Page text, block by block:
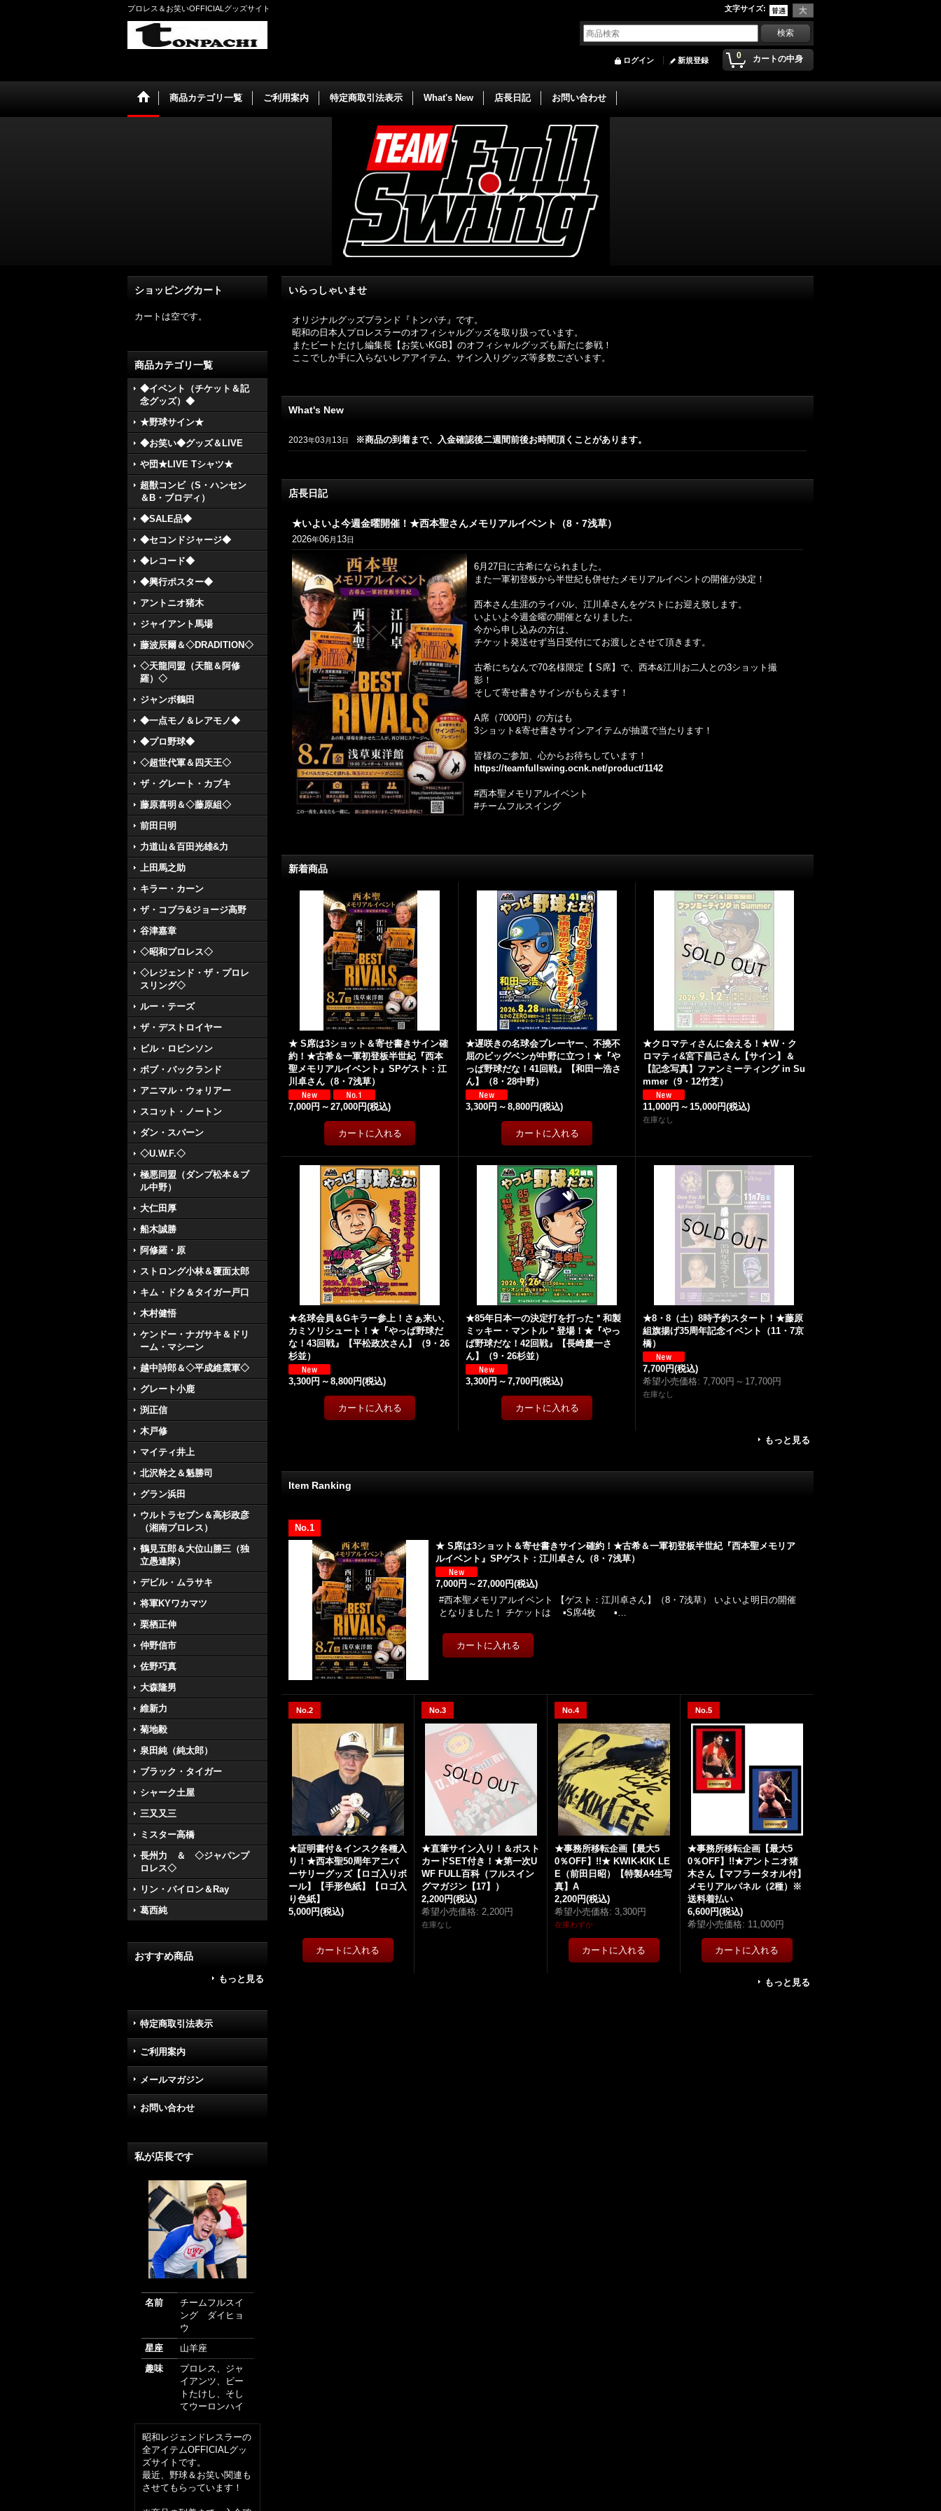
プロレス＆お笑いOFFICIALグッズサイト 文字サイズ:
0 カートの中身
ログイン 新規登録
商品カテゴリ一覧 ご利用案内 特定商取引法表示 What's New 店長日記 お問い合わせ
ショッピングカート
カートは空です。
商品カテゴリ一覧
◆イベント（チケット＆記
念グッズ）◆
★野球サイン★
◆お笑い◆グッズ＆LIVE
や団★LIVE Tシャツ★
超獣コンビ（S・ハンセン
＆B・ブロディ）
◆SALE品◆
◆セコンドジャージ◆
◆レコード◆
◆興行ポスター◆
アントニオ猪木
ジャイアント馬場
藤波辰爾＆◇DRADITION◇
◇天龍同盟（天龍＆阿修
羅）◇
ジャンボ鶴田
◆一点モノ＆レアモノ◆
◆プロ野球◆
◇超世代軍＆四天王◇
ザ・グレート・カブキ
藤原喜明＆◇藤原組◇
前田日明
力道山＆百田光雄&力
上田馬之助
キラー・カーン
ザ・コブラ&ジョージ高野
谷津嘉章
◇昭和プロレス◇
◇レジェンド・ザ・プロレ
スリング◇
ルー・テーズ
ザ・デストロイヤー
ビル・ロビンソン
ボブ・バックランド
アニマル・ウォリアー
スコット・ノートン
ダン・スバーン
◇U.W.F.◇
極悪同盟（ダンプ松本＆ブ
ル中野）
大仁田厚
船木誠勝
阿修羅・原
ストロング小林＆覆面太郎
キム・ドク＆タイガー戸口
木村健悟
ケンドー・ナガサキ＆ドリ
ーム・マシーン
越中詩郎＆◇平成維震軍◇
グレート小鹿
渕正信
木戸修
マイティ井上
北沢幹之＆魁勝司
グラン浜田
ウルトラセブン＆高杉政彦
（湘南プロレス）
鶴見五郎＆大位山勝三（独
立愚連隊）
デビル・ムラサキ
将軍KYワカマツ
栗栖正伸
仲野信市
佐野巧真
大森隆男
維新力
菊地毅
泉田純（純太郎）
ブラック・タイガー
シャーク土屋
三又又三
ミスター高橋
長州力 ＆ ◇ジャパンプ
ロレス◇
リン・バイロン＆Ray
葛西純
おすすめ商品
もっと見る
特定商取引法表示
ご利用案内
メールマガジン
お問い合わせ
私が店長です
名前
チームフルスイ
ング ダイヒョ
ウ
星座
山羊座
趣味
プロレス、ジャ
イアンツ、ビー
トたけし、そし
てウーロンハイ
昭和レジェンドレスラーの
全アイテムOFFICIALグッ
ズサイトです。
最近、野球＆お笑い関連も
させてもらっています！
いらっしゃいませ
オリジナルグッズブランド『トンパチ』です。
昭和の日本人プロレスラーのオフィシャルグッズを取り扱っています。
またビートたけし編集長【お笑いKGB】のオフィシャルグッズも新たに参戦！
ここでしか手に入らないレアアイテム、サイン入りグッズ等多数ございます。
What's New
2023年03月 13日 ※商品の到着まで、入金確認後二週間前後お時間頂くことがあります。
店長日記
★いよいよ今週金曜開催！★西本聖さんメモリアルイベント（8・7浅草）
2026年06月 13日
6月27日に古希になられました。
また一軍初登板から半世紀も併せたメモリアルイベントの開催が決定！
西本さん生涯のライバル、江川卓さんをゲストにお迎え致します。
いよいよ今週金曜の開催となりました。
今から申し込みの方は、
チケット発送せず当日受付にてお渡しとさせて頂きます。
古希にちなんで70名様限定【 S席】で、西本&江川お二人との3ショット撮
影！
そして寄せ書きサインがもらえます！
A席（7000円）の方はも
3ショット&寄せ書きサインアイテムが抽選で当たります！
皆様のご参加、心からお待ちしています！
https://teamfullswing.ocnk.net/product/1142
#西本聖メモリアルイベント
#チームフルスイング
新着商品
★ S席は3ショット＆寄せ書きサイン確
約！★古希＆一軍初登板半世紀『西本
聖メモリアルイベント』SPゲスト：江
川卓さん（8・7浅草）
7,000円 ～ 27,000円(税込)
★遅咲きの名球会プレーヤー、不撓不
屈のビッグベンが中野に立つ！★『や
っぱ野球だな！41回戦』【和田一浩さ
ん】（8・28中野）
3,300円 ～ 8,800円(税込)
★クロマティさんに会える！★W・ク
ロマティ&宮下昌己さん【サイン】＆
【記念写真】ファンミーティング in Su
mmer（9・12竹芝）
11,000円 ～ 15,000円(税込)
在庫なし
★名球会員＆Gキラー参上！さぁ来い、
カミソリシュート！★『やっぱ野球だ
な！43回戦』【平松政次さん】（9・26
杉並）
3,300円 ～ 8,800円(税込)
★85年日本一の決定打を打った＂和製
ミッキー・マントル＂登場！★『やっ
ぱ野球だな！42回戦』【長崎慶一さ
ん】（9・26杉並）
3,300円 ～ 7,700円(税込)
★8・8（土）8時予約スタート！★藤原
組旗揚げ35周年記念イベント（11・7京
橋）
7,700円(税込)
希望小売価格: 7,700円 ～ 17,700円
在庫なし
もっと見る
Item Ranking
No.1
★ S席は3ショット＆寄せ書きサイン確約！★古希＆一軍初登板半世紀『西本聖メモリア
ルイベント』SPゲスト：江川卓さん（8・7浅草）
7,000円 ～ 27,000円(税込)
#西本聖メモリアルイベント 【ゲスト：江川卓さん】（8・7浅草） いよいよ明日の開催
となりました！ チケットは ▪️S席4枚 ▪️…
No.2
★証明書付＆インスク各種入
り！★西本聖50周年アニバ
ーサリーグッズ【ロゴ入りボ
ール】【手形色紙】【ロゴ入
り色紙】
5,000円(税込)
No.3
★直筆サイン入り！＆ポスト
カードSET付き！★第一次U
WF FULL百科（フルスイン
グマガジン【17】）
2,200円(税込)
希望小売価格: 2,200円
在庫なし
No.4
★事務所移転企画【最大5
0％OFF】!!★ KWIK-KIK LE
E（前田日昭）【特製A4生写
真】A
2,200円(税込)
希望小売価格: 3,300円
在庫わずか
No.5
★事務所移転企画【最大5
0％OFF】!!★アントニオ猪
木さん【マフラータオル付】
メモリアルパネル（2種）※
送料着払い
6,600円(税込)
希望小売価格: 11,000円
もっと見る